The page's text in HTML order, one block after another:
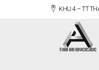
KHU 4 – TT